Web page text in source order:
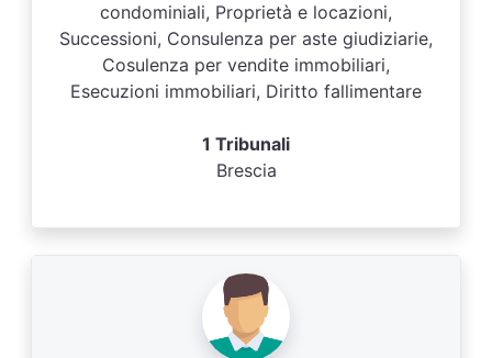
condominiali, Proprietà e locazioni,
Successioni, Consulenza per aste giudiziarie,
Cosulenza per vendite immobiliari,
Esecuzioni immobiliari, Diritto fallimentare
1 Tribunali
Brescia